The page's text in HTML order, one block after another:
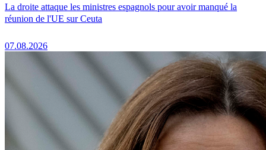
La droite attaque les ministres espagnols pour avoir manqué la
réunion de l'UE sur Ceuta
07.08.2026